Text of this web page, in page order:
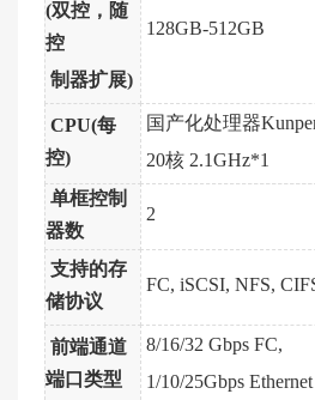
(双控 ，随
控
制器扩展)
128GB-512GB
CPU(每
控)
国产化处理器
20核 2.1GHz*1
单框控制
器数
2
支持的存
储协议
FC, iSCSI, NFS,
前端通道
端口类型
8/16/32 Gbps FC,
1/10/25Gbps Ethernet